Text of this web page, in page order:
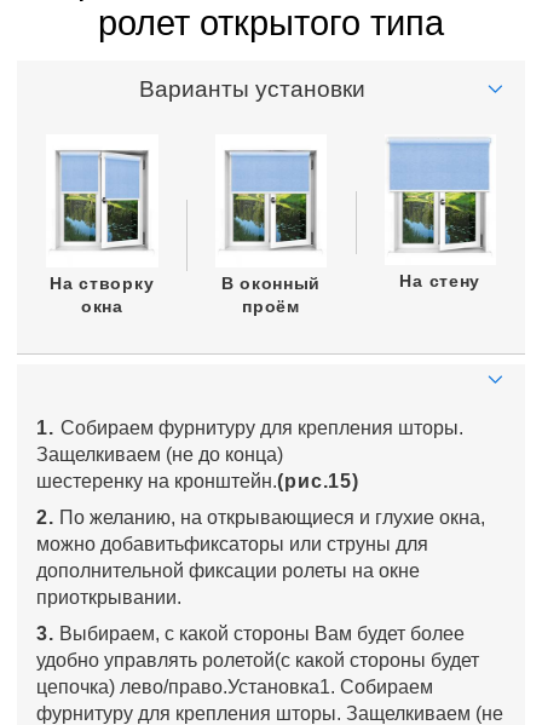
ролет открытого типа
Варианты установки
На створку
окна
В оконный
проём
На стену
1. Собираем фурнитуру для крепления шторы.
Защелкиваем (не до конца)
шестеренку на кронштейн.(рис.15)
2. По желанию, на открывающиеся и глухие окна,
можно добавитьфиксаторы или струны для
дополнительной фиксации ролеты на окне
приоткрывании.
3. Выбираем, с какой стороны Вам будет более
удобно управлять ролетой(с какой стороны будет
цепочка) лево/право.Установка1. Собираем
фурнитуру для крепления шторы. Защелкиваем (не